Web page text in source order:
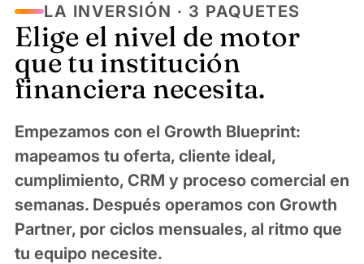
LA INVERSIÓN · 3 PAQUETES
Elige el nivel de motor
que tu institución
financiera necesita.
Empezamos con el Growth Blueprint:
mapeamos tu oferta, cliente ideal,
cumplimiento, CRM y proceso comercial en
semanas. Después operamos con Growth
Partner, por ciclos mensuales, al ritmo que
tu equipo necesite.